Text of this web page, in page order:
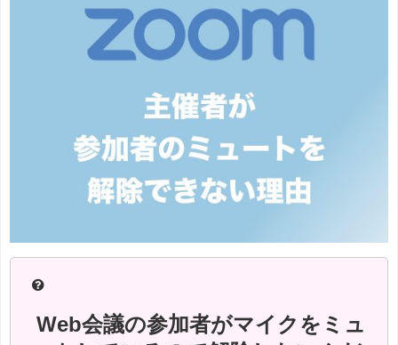
Web会議の参加者がマイクをミュ